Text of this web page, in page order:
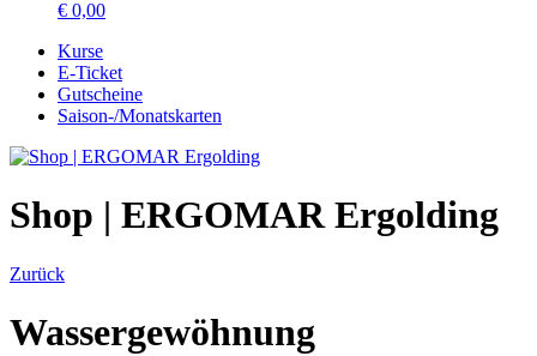
€ 0,00
Kurse
E-Ticket
Gutscheine
Saison-/Monatskarten
Shop | ERGOMAR Ergolding
Zurück
Wassergewöhnung